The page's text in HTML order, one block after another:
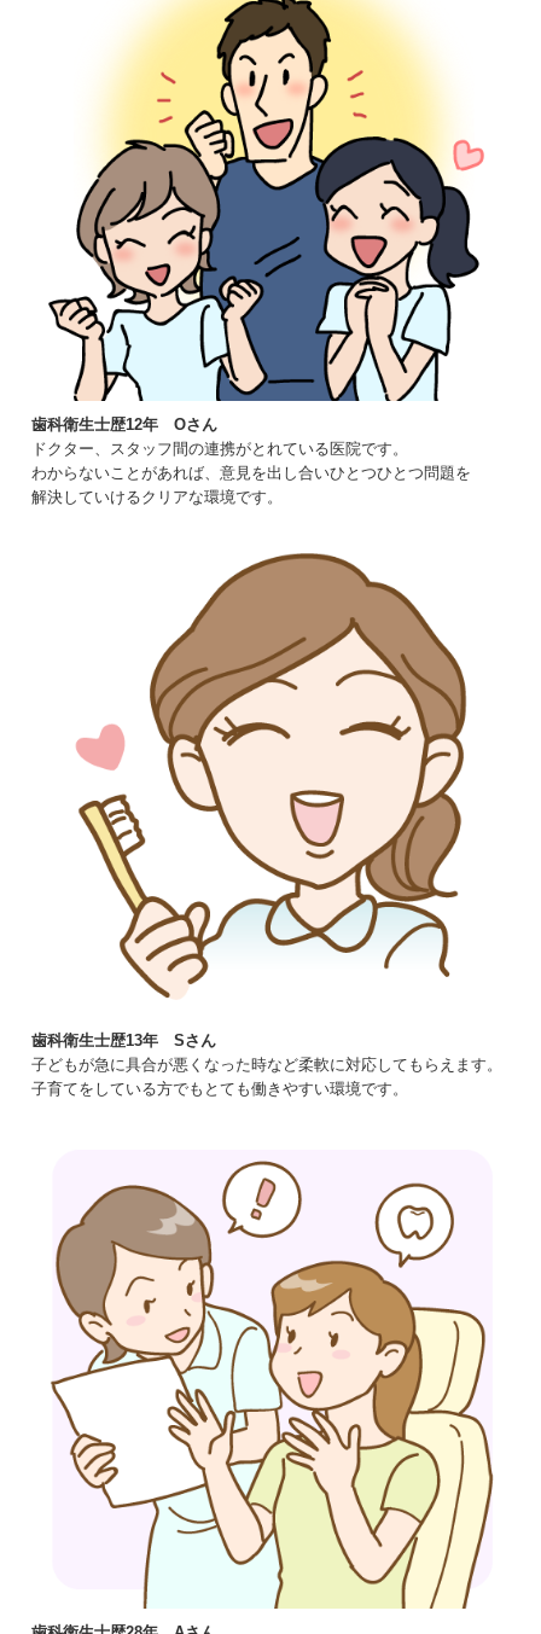
歯科衛生士歴12年 Oさん
ドクター、スタッフ間の連携がとれている医院です。
わからないことがあれば、意見を出し合いひとつひとつ問題を
解決していけるクリアな環境です。
歯科衛生士歴13年 Sさん
子どもが急に具合が悪くなった時など柔軟に対応してもらえます。
子育てをしている方でもとても働きやすい環境です。